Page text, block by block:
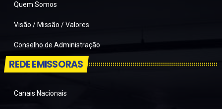
Quem Somos
Visão / Missão / Valores
Conselho de Administração
REDE EMISSORAS
Canais Nacionais